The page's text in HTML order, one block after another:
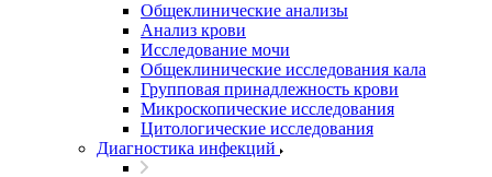
Общеклинические анализы
Анализ крови
Исследование мочи
Общеклинические исследования кала
Групповая принадлежность крови
Микроскопические исследования
Цитологические исследования
Диагностика инфекций